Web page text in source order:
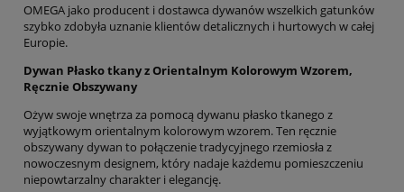
OMEGA jako producent i dostawca dywanów wszelkich gatunków
szybko zdobyła uznanie klientów detalicznych i hurtowych w całej
Europie.
Dywan Płasko tkany z Orientalnym Kolorowym Wzorem,
Ręcznie Obszywany
Ożyw swoje wnętrza za pomocą dywanu płasko tkanego z
wyjątkowym orientalnym kolorowym wzorem. Ten ręcznie
obszywany dywan to połączenie tradycyjnego rzemiosła z
nowoczesnym designem, który nadaje każdemu pomieszczeniu
niepowtarzalny charakter i elegancję.